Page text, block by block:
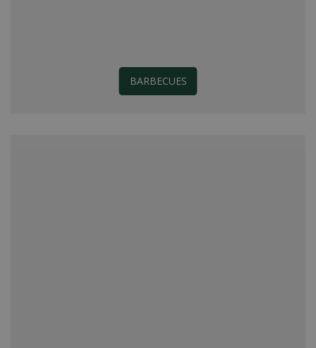
BARBECUES